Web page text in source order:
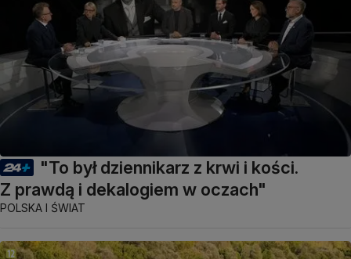
"To był dziennikarz z krwi i kości.
Z prawdą i dekalogiem w oczach"
POLSKA I ŚWIAT